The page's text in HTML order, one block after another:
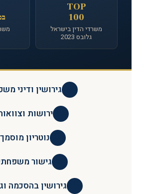
TOP
100
משרדי הדין בישראל
גלובס 2023
גירושין ודיני
ירושות
נוטריון מוסמך
גישור
גירושין בהסכמה